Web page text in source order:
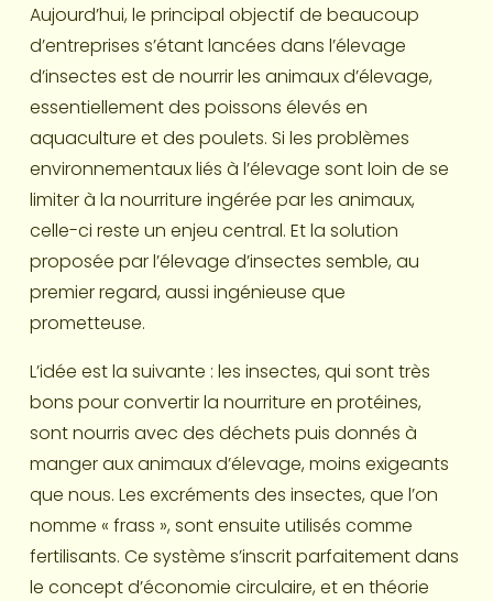
Aujourd’hui, le principal objectif de beaucoup
d’entreprises s’étant lancées dans l’élevage
d’insectes est de nourrir les animaux d’élevage,
essentiellement des poissons élevés en
aquaculture et des poulets. Si les problèmes
environnementaux liés à l’élevage sont loin de se
limiter à la nourriture ingérée par les animaux,
celle-ci reste un enjeu central. Et la solution
proposée par l’élevage d’insectes semble, au
premier regard, aussi ingénieuse que
prometteuse.
L’idée est la suivante : les insectes, qui sont très
bons pour convertir la nourriture en protéines,
sont nourris avec des déchets puis donnés à
manger aux animaux d’élevage, moins exigeants
que nous. Les excréments des insectes, que l’on
nomme « frass », sont ensuite utilisés comme
fertilisants. Ce système s’inscrit parfaitement dans
le concept d’économie circulaire, et en théorie